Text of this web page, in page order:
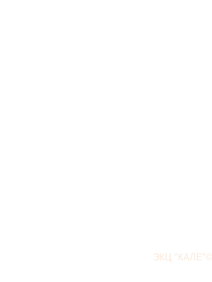
ЭКЦ "КАЛЕ"©